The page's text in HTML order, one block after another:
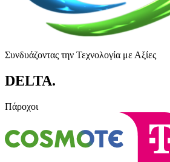
Συνδυάζοντας την Τεχνολογία με Αξίες
DELTA.
Πάροχοι